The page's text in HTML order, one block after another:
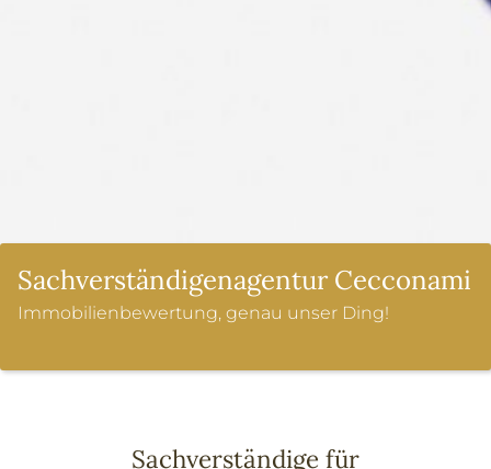
VERKEHRSWERTGUTACHTEN
BELEIHUNGSWERTGUTACHTEN
ANFRAGE STELLEN
Sachverständigenagentur Cecconami
Immobilienbewertung, genau unser Ding!
Sachverständige für